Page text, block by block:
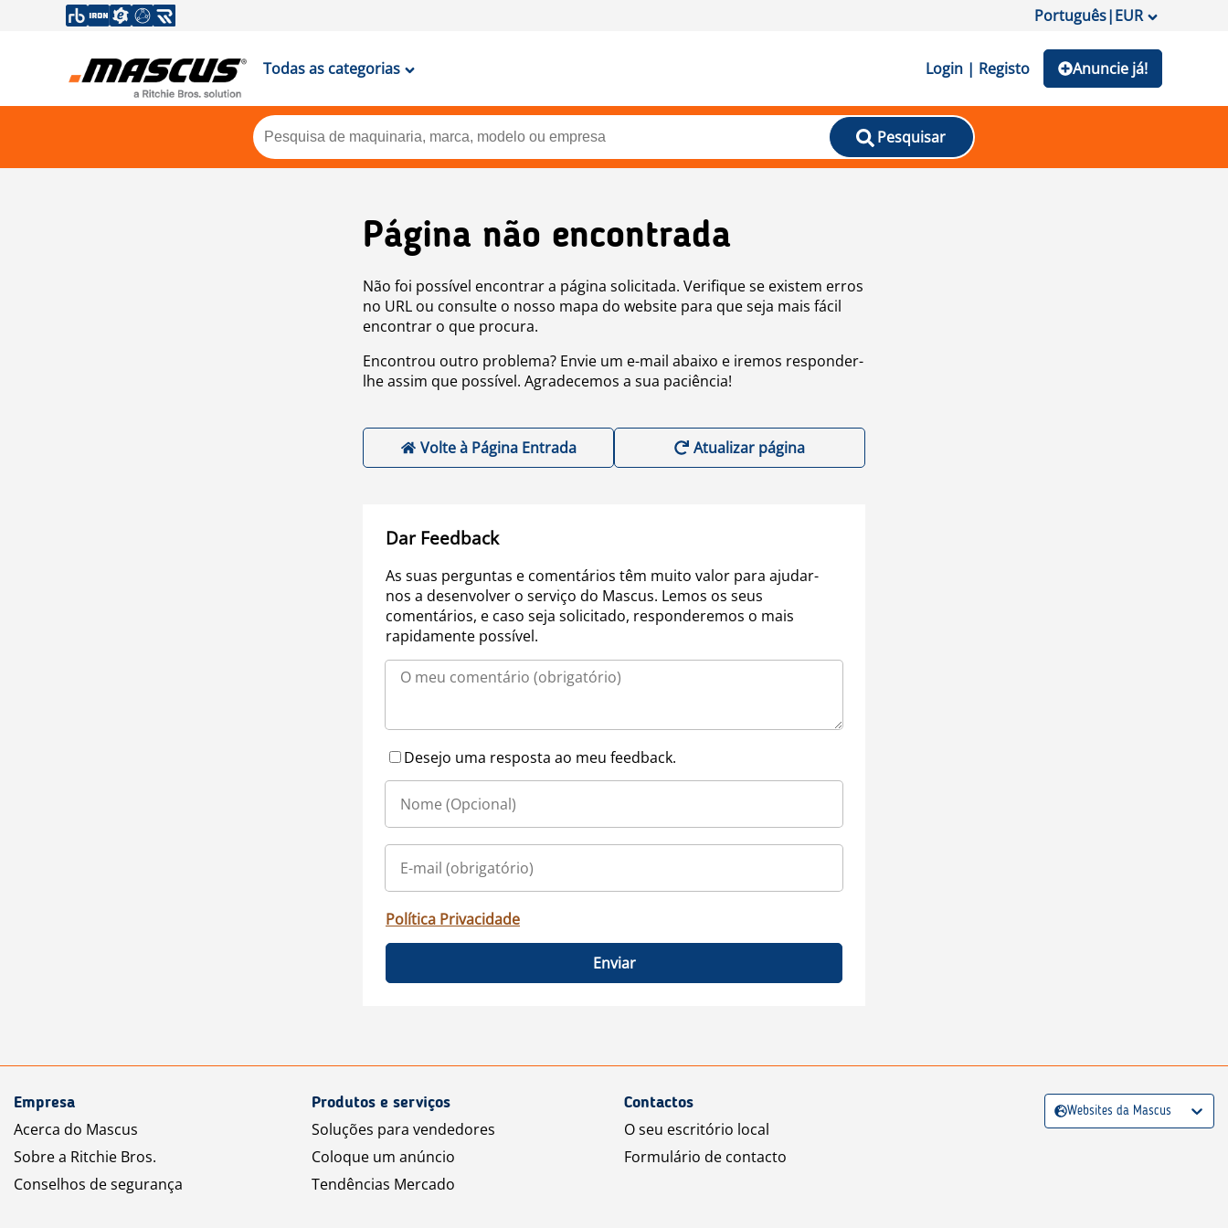
Português|EUR
Todas as categorias Login | Registo Anuncie já!
Pesquisar
Página não encontrada
Não foi possível encontrar a página solicitada. Verifique se existem erros
no URL ou consulte o nosso mapa do website para que seja mais fácil
encontrar o que procura.
Encontrou outro problema? Envie um e-mail abaixo e iremos responder-
lhe assim que possível. Agradecemos a sua paciência!
Volte à Página Entrada Atualizar página
Dar Feedback
As suas perguntas e comentários têm muito valor para ajudar-
nos a desenvolver o serviço do Mascus. Lemos os seus
comentários, e caso seja solicitado, responderemos o mais
rapidamente possível.
Desejo uma resposta ao meu feedback.
Política Privacidade
Enviar
Empresa
Acerca do Mascus
Sobre a Ritchie Bros.
Conselhos de segurança
Produtos e serviços
Soluções para vendedores
Coloque um anúncio
Tendências Mercado
Contactos
O seu escritório local
Formulário de contacto
Websites da Mascus